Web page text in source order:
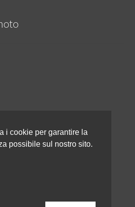
i cookie per garantire la
possibile sul nostro sito.